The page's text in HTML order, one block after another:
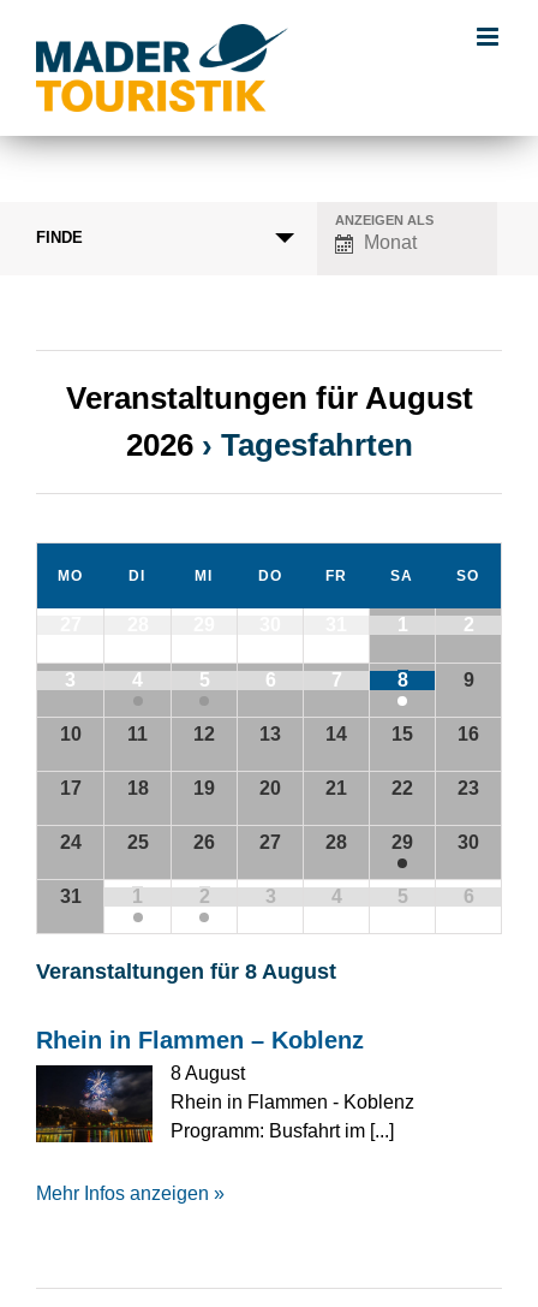
FINDE
Verstaltungsansicht
Navigation
ANZEIGEN ALS
Monat
Veranstaltungen für August
2026› Tagesfahrten
MO DI MI DO FR SA SO
1 2
3 4 5 6 7 8 9
10 11 12 13 14 15 16
17 18 19 20 21 22 23
24 25 26 27 28 29 30
31 1 2 3 4 5 6
Veranstaltungen für 8 August
Rhein in Flammen – Koblenz
8 August
Rhein in Flammen - Koblenz
Programm: Busfahrt im [...]
Mehr Infos anzeigen »